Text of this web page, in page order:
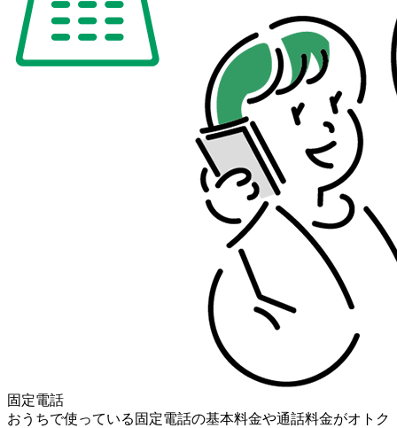
固定電話
おうちで使っている固定電話の基本料金や通話料金がオトク